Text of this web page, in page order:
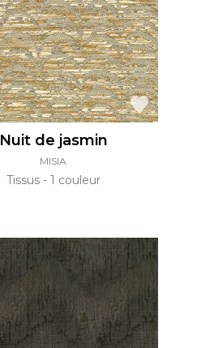
Nuit de jasmin
MISIA
Tissus 1 couleur